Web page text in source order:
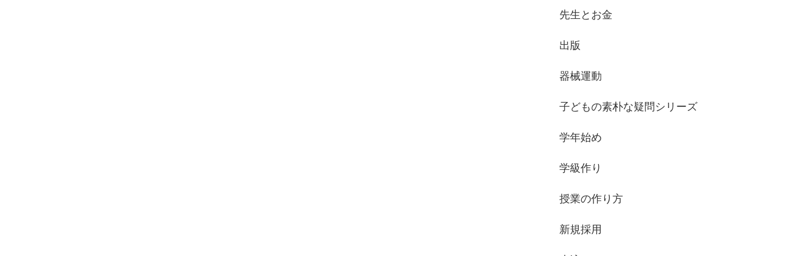
先生とお金
出版
器械運動
子どもの素朴な疑問シリーズ
学年始め
学級作り
授業の作り方
新規採用